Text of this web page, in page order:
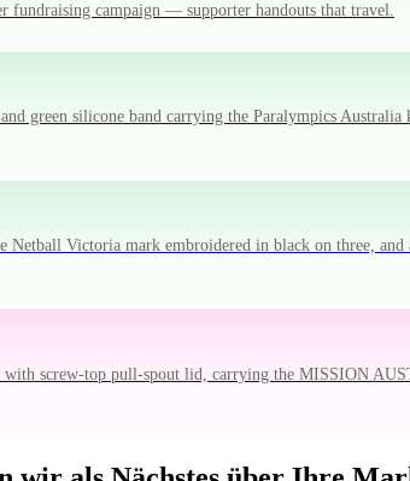
fundraising campaign — supporter handouts that travel.
green silicone band carrying the Paralympics
Victoria mark embroidered in black on three,
with screw-top pull-spout lid, carrying the MISSION